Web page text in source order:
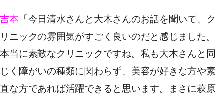
吉本 「今日清水さんと大木さんのお話を聞いて、ク
リニックの雰囲気がすごく良いのだと感じました。
本当に素敵なクリニックですね。私も大木さんと同
じく障がいの種類に関わらず、美容が好きな方や素
直な方であれば活躍できると思います。まさに萩原